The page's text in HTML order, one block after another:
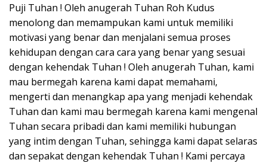
Puji Tuhan ! Oleh anugerah Tuhan Roh Kudus
menolong dan memampukan kami untuk memiliki
motivasi yang benar dan menjalani semua proses
kehidupan dengan cara cara yang benar yang sesuai
dengan kehendak Tuhan ! Oleh anugerah Tuhan, kami
mau bermegah karena kami dapat memahami,
mengerti dan menangkap apa yang menjadi kehendak
Tuhan dan kami mau bermegah karena kami mengenal
Tuhan secara pribadi dan kami memiliki hubungan
yang intim dengan Tuhan, sehingga kami dapat selaras
dan sepakat dengan kehendak Tuhan ! Kami percaya